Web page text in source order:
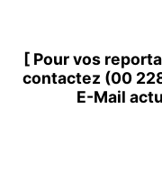
[ Pour vos
contactez (00
E-Mail